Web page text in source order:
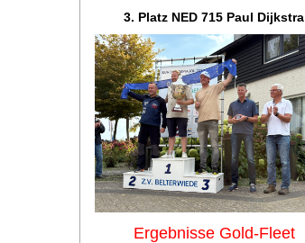
3. Platz NED 715 Paul Dijkstra
Ergebnisse Gold-Fleet